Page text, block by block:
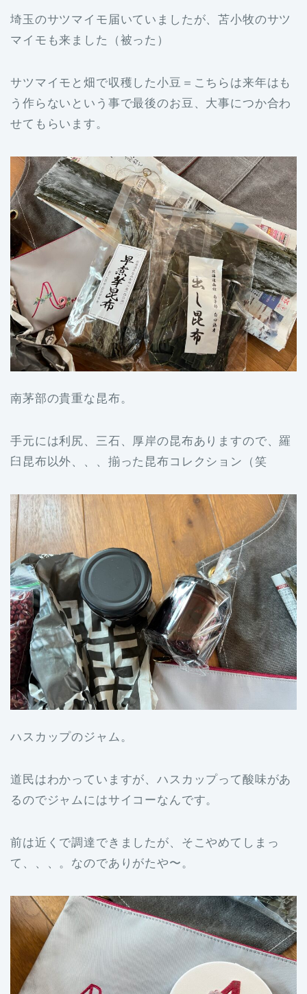
埼玉のサツマイモ届いていましたが、苫小牧のサツ
マイモも来ました（被った）
サツマイモと畑で収穫した小豆＝こちらは来年はも
う作らないという事で最後のお豆、大事につか合わ
せてもらいます。
南茅部の貴重な昆布。
手元には利尻、三石、厚岸の昆布ありますので、羅
臼昆布以外、、、揃った昆布コレクション（笑
ハスカップのジャム。
道民はわかっていますが、ハスカップって酸味があ
るのでジャムにはサイコーなんです。
前は近くで調達できましたが、そこやめてしまっ
て、、、。なのでありがたや〜。